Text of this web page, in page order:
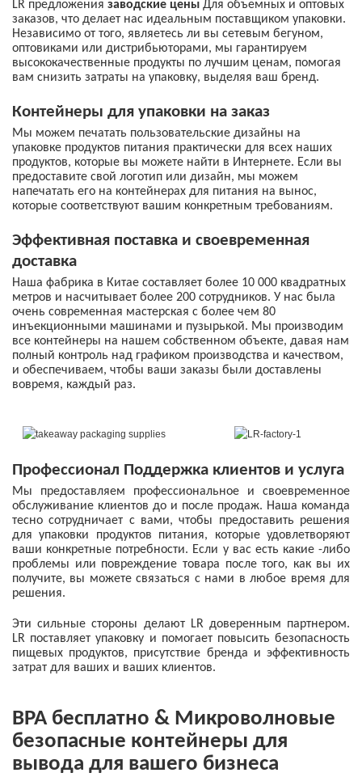
LR предложения заводские цены Для объемных и оптовых
заказов, что делает нас идеальным поставщиком упаковки.
Независимо от того, являетесь ли вы сетевым бегуном,
оптовиками или дистрибьюторами, мы гарантируем
высококачественные продукты по лучшим ценам, помогая
вам снизить затраты на упаковку, выделяя ваш бренд.
Контейнеры для упаковки на заказ
Мы можем печатать пользовательские дизайны на
упаковке продуктов питания практически для всех наших
продуктов, которые вы можете найти в Интернете. Если вы
предоставите свой логотип или дизайн, мы можем
напечатать его на контейнерах для питания на вынос,
которые соответствуют вашим конкретным требованиям.
Эффективная поставка и своевременная
доставка
Наша фабрика в Китае составляет более 10 000 квадратных
метров и насчитывает более 200 сотрудников. У нас была
очень современная мастерская с более чем 80
инъекционными машинами и пузырькой. Мы производим
все контейнеры на нашем собственном объекте, давая нам
полный контроль над графиком производства и качеством,
и обеспечиваем, чтобы ваши заказы были доставлены
вовремя, каждый раз.
Профессионал Поддержка клиентов и услуга
Мы предоставляем профессиональное и своевременное
обслуживание клиентов до и после продаж. Наша команда
тесно сотрудничает с вами, чтобы предоставить решения
для упаковки продуктов питания, которые удовлетворяют
ваши конкретные потребности. Если у вас есть какие -либо
проблемы или повреждение товара после того, как вы их
получите, вы можете связаться с нами в любое время для
решения.
Эти сильные стороны делают LR доверенным партнером.
LR поставляет упаковку и помогает повысить безопасность
пищевых продуктов, присутствие бренда и эффективность
затрат для ваших и ваших клиентов.
BPA бесплатно & Микроволновые
безопасные контейнеры для
вывода для вашего бизнеса